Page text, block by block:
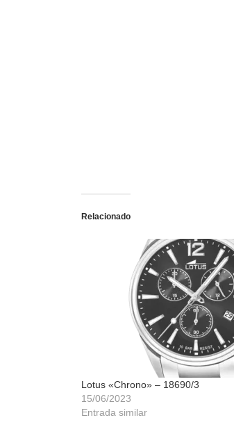
Relacionado
Lotus «Chrono» – 18690/3
15/06/2023
Entrada similar